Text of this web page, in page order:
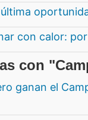
con calor:
con
ganan el